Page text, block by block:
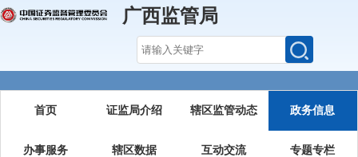
广西监管局
首页 证监局介绍 辖区监管动态 政务信息
办事服务 辖区数据 互动交流 专题专栏